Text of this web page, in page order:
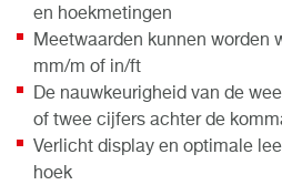
en hoekmetingen
Meetwaarden kunnen worden
mm/m of in/ft
De nauwkeurigheid van de
of twee cijfers achter de
Verlicht display en optimale
hoek